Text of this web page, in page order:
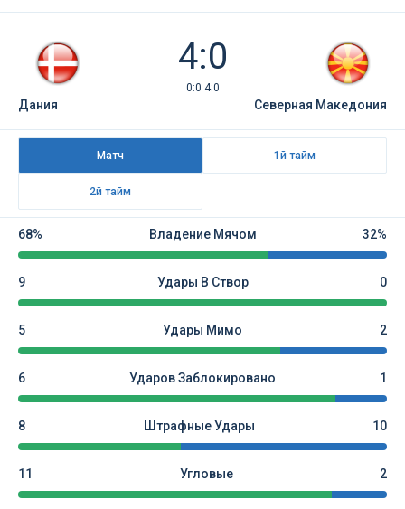
4:0
0:0 4:0
Дания Северная Македония
Матч 1й тайм
2й тайм
68% Владение Мячом 32%
9 Удары В Створ 0
5 Удары Мимо 2
6 Ударов Заблокировано 1
8 Штрафные Удары 10
11 Угловые 2